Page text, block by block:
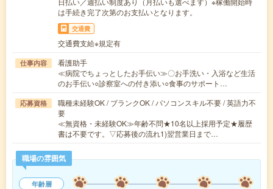
は手続き完了次第のお支払いとなります。
交通費
交通費支給※規定有
仕事内容
看護助手
≪病院でちょっとしたお手伝い≫〇お手洗い・入浴など生活
のお手伝い○診察室への付き添い○食事のサポート…
応募資格
職種未経験OK / ブランクOK / パソコンスキル不要 / 英語力不
要
≪無資格・未経験OK≫年齢不問★10名以上採用予定★履歴
書は不要です。▽応募後の流れ1)翌営業日まで…
職場の雰囲気
年齢層